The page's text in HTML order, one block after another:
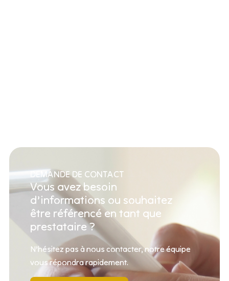
DEMANDE DE CONTACT
Vous avez besoin
d’informations ou souhaitez
être référencé en tant que
prestataire ?
N’hésitez pas à nous contacter, notre équipe
vous répondra rapidement.